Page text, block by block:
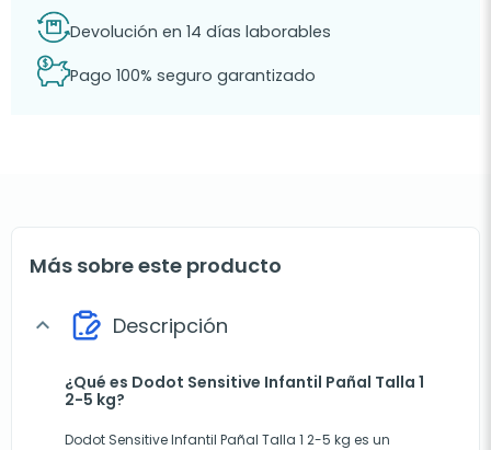
Devolución en 14 días laborables
Pago 100% seguro garantizado
Más sobre este producto
expand_more Descripción
¿Qué es Dodot Sensitive Infantil Pañal Talla 1
2-5 kg?
Dodot Sensitive Infantil Pañal Talla 1 2-5 kg es un